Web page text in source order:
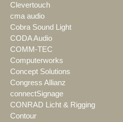
Clevertouch
cma audio
Cobra Sound Light
CODA Audio
COMM-TEC
Computerworks
Concept Solutions
Congress Allianz
connectSignage
CONRAD Licht & Rigging
Contour